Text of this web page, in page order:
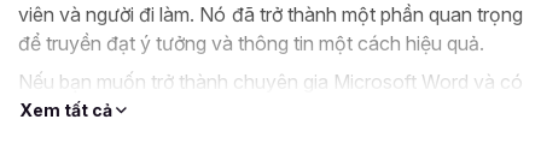
viên và người đi làm. Nó đã trở thành một phần quan trọng
để truyền đạt ý tưởng và thông tin một cách hiệu quả.
Nếu bạn muốn trở thành chuyên gia Microsoft Word và có
thể làm chủ công cụ này thì khóa học
Xem tất cả